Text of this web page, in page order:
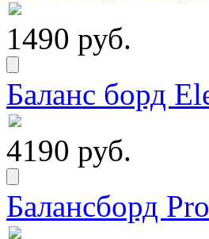
1490 руб.
Баланс борд
4190 руб.
Балансборд